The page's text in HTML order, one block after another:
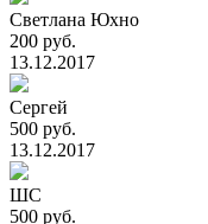
Светлана Юхно
200 руб.
13.12.2017
Сергей
500 руб.
13.12.2017
ШС
500 руб.